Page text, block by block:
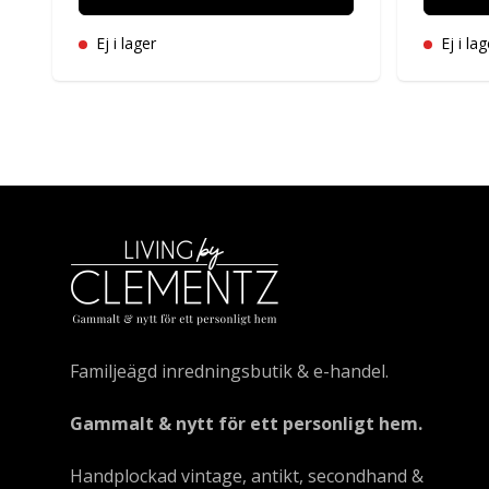
Ej i lager Ej i
Familjeägd inredningsbutik & e-handel.
Gammalt & nytt för ett personligt hem.
Handplockad vintage, antikt, secondhand &